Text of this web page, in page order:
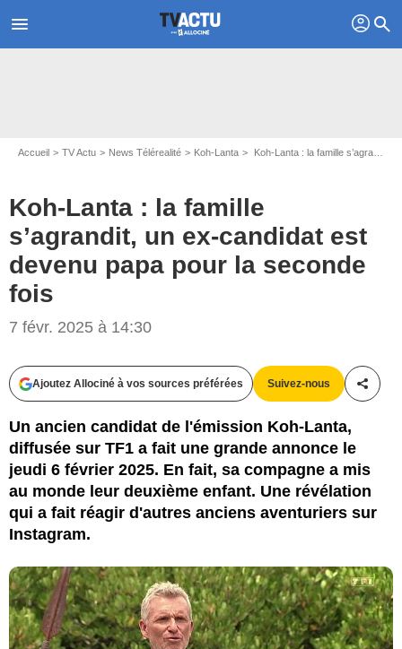
menu profil search
Accueil TV Actu News Télérealité Koh-Lanta Koh-Lanta : la famille s’agrandit, un ex-candidat est devenu papa pour la seconde fois
Koh-Lanta : la famille
s’agrandit, un ex-candidat est
devenu papa pour la seconde
fois
7 févr. 2025 à 14:30
Ajoutez Allociné à vos sources préférées Suivez-nous
Un ancien candidat de l'émission Koh-Lanta,
diffusée sur TF1 a fait une grande annonce le
jeudi 6 février 2025. En fait, sa compagne a mis
au monde leur deuxième enfant. Une révélation
qui a fait réagir d'autres anciens aventuriers sur
Instagram.